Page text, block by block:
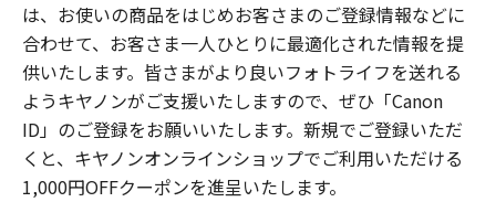
は、お使いの商品をはじめお客さまのご登録情報などに
合わせて、お客さま一人ひとりに最適化された情報を提
供いたします。皆さまがより良いフォトライフを送れる
ようキヤノンがご支援いたしますので、ぜひ「Canon
ID」のご登録をお願いいたします。新規でご登録いただ
くと、キヤノンオンラインショップでご利用いただける
1,000円OFFクーポンを進呈いたします。